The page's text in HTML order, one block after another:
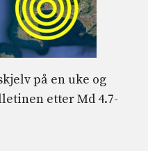
på en uke og
etter Md 4.7-